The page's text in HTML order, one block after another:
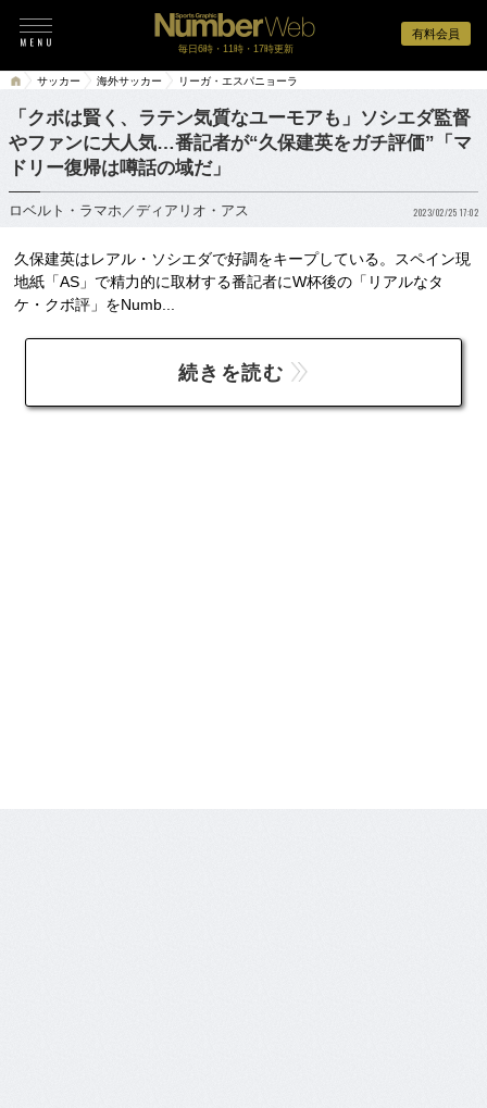
有料会員
毎日6時・11時・17時更新
サッカー 海外サッカー リーガ・エスパニョーラ
「クボは賢く、ラテン気質なユーモアも」ソシエダ監督
やファンに大人気…番記者が“久保建英をガチ評価”「マ
ドリー復帰は噂話の域だ」
ロベルト・ラマホ／ディアリオ・アス 2023/02/25 17:02
久保建英はレアル・ソシエダで好調をキープしている。スペイン現
地紙「AS」で精力的に取材する番記者にW杯後の「リアルなタ
ケ・クボ評」をNumb...
続きを読む